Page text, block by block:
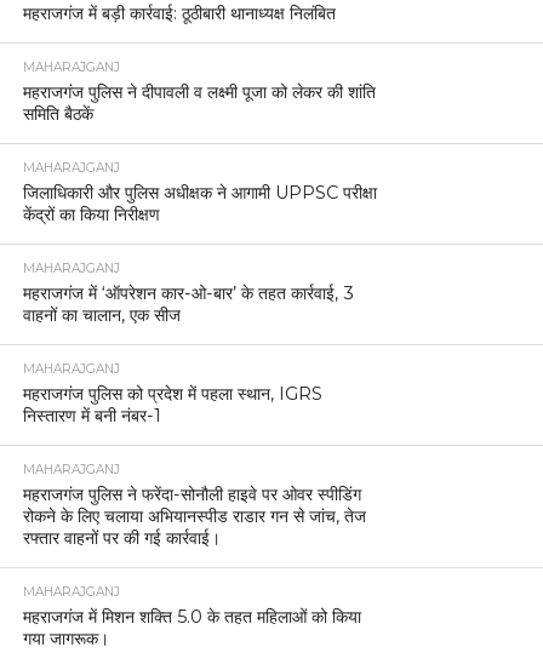
महराजगंज में बड़ी कार्रवाई: ठूठीबारी थानाध्यक्ष निलंबित
MAHARAJGANJ
महराजगंज पुलिस ने दीपावली व लक्ष्मी पूजा को लेकर की शांति
समिति बैठकें
MAHARAJGANJ
जिलाधिकारी और पुलिस अधीक्षक ने आगामी UPPSC परीक्षा
केंद्रों का किया निरीक्षण
MAHARAJGANJ
महराजगंज में ‘ऑपरेशन कार-ओ-बार’ के तहत कार्रवाई, 3
वाहनों का चालान, एक सीज
MAHARAJGANJ
महराजगंज पुलिस को प्रदेश में पहला स्थान, IGRS
निस्तारण में बनी नंबर-1
MAHARAJGANJ
महराजगंज पुलिस ने फरेंदा-सोनौली हाइवे पर ओवर स्पीडिंग
रोकने के लिए चलाया अभियानस्पीड राडार गन से जांच, तेज
रफ्तार वाहनों पर की गई कार्रवाई।
MAHARAJGANJ
महराजगंज में मिशन शक्ति 5.0 के तहत महिलाओं को किया
गया जागरूक।